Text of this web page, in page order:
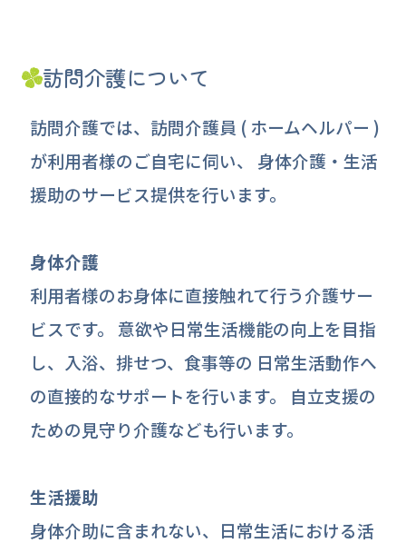
訪問介護について
訪問介護では、訪問介護員 ( ホームヘルパー )
が利用者様のご自宅に伺い、 身体介護・生活
援助のサービス提供を行います。
身体介護
利用者様のお身体に直接触れて行う介護サー
ビスです。 意欲や日常生活機能の向上を目指
し、入浴、排せつ、食事等の 日常生活動作へ
の直接的なサポートを行います。 自立支援の
ための見守り介護なども行います。
生活援助
身体介助に含まれない、日常生活における活